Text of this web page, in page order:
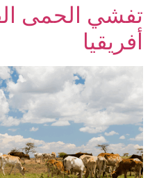
تفشي الحمى
أفريقيا